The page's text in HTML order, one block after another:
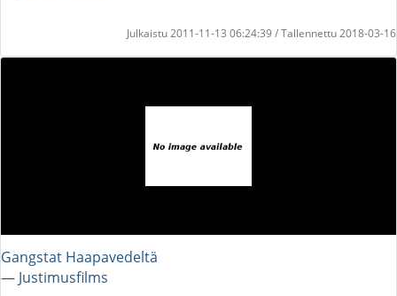
Julkaistu 2011-11-13 06:24:39 / Tallennettu 2018-03-16
Gangstat Haapavedeltä
― Justimusfilms